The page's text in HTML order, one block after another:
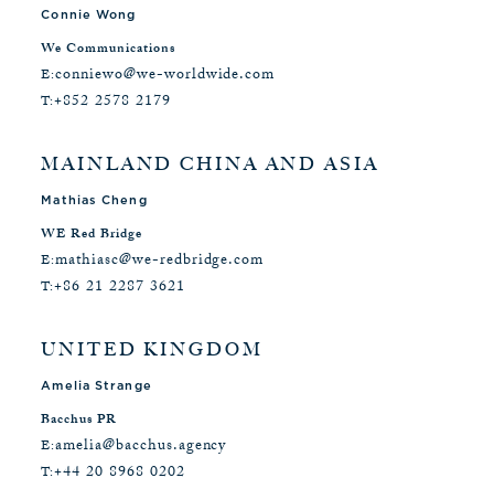
Connie Wong
We Communications
E:conniewo@we-worldwide.com
T:+852 2578 2179
MAINLAND CHINA AND ASIA
Mathias Cheng
WE Red Bridge
E:mathiasc@we-redbridge.com
T:+86 21 2287 3621
UNITED KINGDOM
Amelia Strange
Bacchus PR
E:amelia@bacchus.agency
T:+44 20 8968 0202